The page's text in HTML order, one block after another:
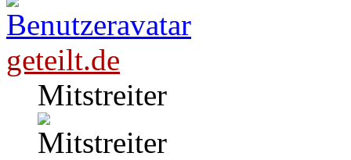
geteilt.de
Mitstreiter